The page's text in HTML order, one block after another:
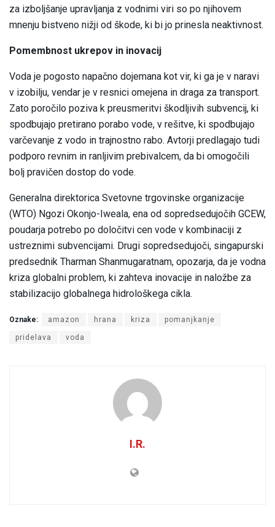
za izboljšanje upravljanja z vodnimi viri so po njihovem
mnenju bistveno nižji od škode, ki bi jo prinesla neaktivnost.
Pomembnost ukrepov in inovacij
Voda je pogosto napačno dojemana kot vir, ki ga je v naravi
v izobilju, vendar je v resnici omejena in draga za transport.
Zato poročilo poziva k preusmeritvi škodljivih subvencij, ki
spodbujajo pretirano porabo vode, v rešitve, ki spodbujajo
varčevanje z vodo in trajnostno rabo. Avtorji predlagajo tudi
podporo revnim in ranljivim prebivalcem, da bi omogočili
bolj pravičen dostop do vode.
Generalna direktorica Svetovne trgovinske organizacije
(WTO) Ngozi Okonjo-Iweala, ena od sopredsedujočih GCEW,
poudarja potrebo po določitvi cen vode v kombinaciji z
ustreznimi subvencijami. Drugi sopredsedujoči, singapurski
predsednik Tharman Shanmugaratnam, opozarja, da je vodna
kriza globalni problem, ki zahteva inovacije in naložbe za
stabilizacijo globalnega hidrološkega cikla.
Oznake: amazon hrana kriza pomanjkanje
pridelava voda
I.R.